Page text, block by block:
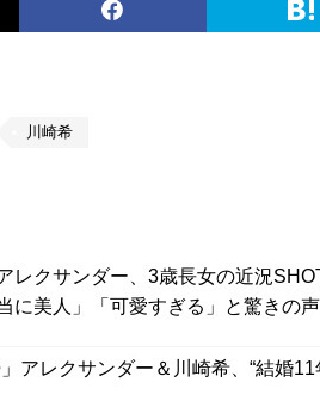
川崎希
レクサンダー、3歳長女の近況
に美人」「可愛すぎる」と驚きの声
」アレクサンダー＆川崎希、“結婚